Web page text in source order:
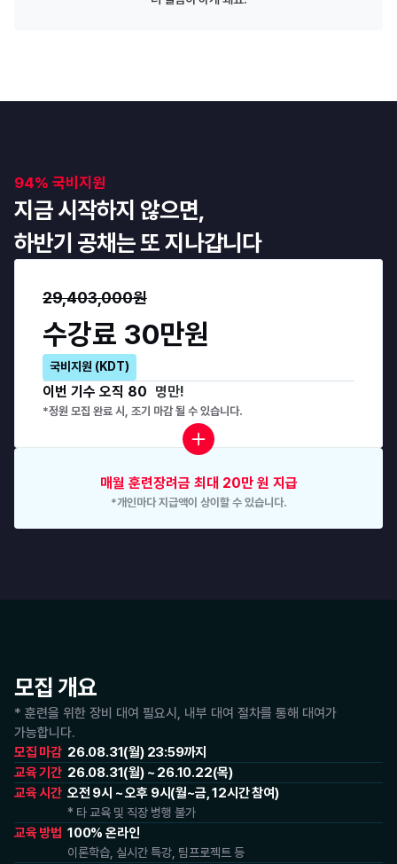
94% 국비지원
지금 시작하지 않으면,
하반기 공채는 또 지나갑니다
29,403,000원
수강료 30만원
국비지원 (KDT)
이번 기수 오직 80 명만!
*정원 모집 완료 시, 조기 마감 될 수 있습니다.
매월 훈련장려금 최대 20만 원 지급
*개인마다 지급액이 상이할 수 있습니다.
모집 개요
* 훈련을 위한 장비 대여 필요시, 내부 대여 절차를 통해 대여가
가능합니다.
모집 마감 26.08.31(월) 23:59까지
교육 기간 26.08.31(월) ~ 26.10.22(목)
교육 시간 오전 9시 ~ 오후 9시(월~금, 12시간 참여)
* 타 교육 및 직장 병행 불가
교육 방법 100% 온라인
이론학습, 실시간 특강, 팀프로젝트 등